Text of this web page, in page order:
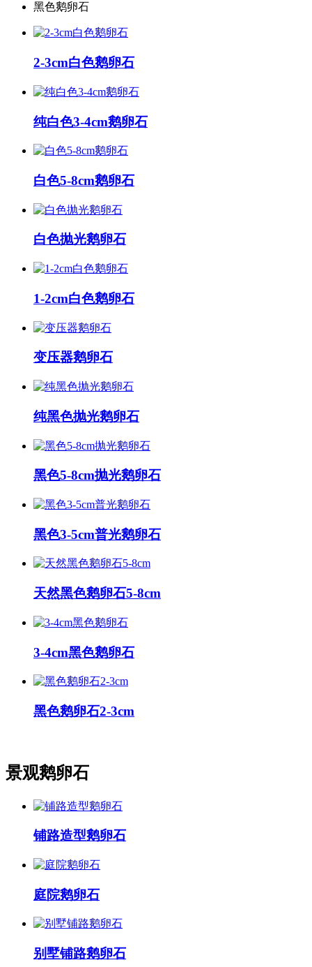
黑色鹅卵石
2-3cm白色鹅卵石
纯白色3-4cm鹅卵石
白色5-8cm鹅卵石
白色抛光鹅卵石
1-2cm白色鹅卵石
变压器鹅卵石
纯黑色抛光鹅卵石
黑色5-8cm抛光鹅卵石
黑色3-5cm普光鹅卵石
天然黑色鹅卵石5-8cm
3-4cm黑色鹅卵石
黑色鹅卵石2-3cm
景观鹅卵石
铺路造型鹅卵石
庭院鹅卵石
别墅铺路鹅卵石